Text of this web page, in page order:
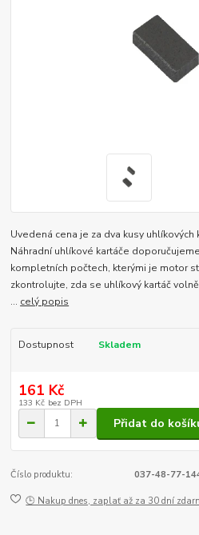
Uvedená cena je za dva kusy uhlíkových
Náhradní uhlíkové kartáče
kompletních počtech, kterými je motor
zkontrolujte, zda se uhlíkový kartáč
... celý popis
Dostupnost Skladem
161 Kč
133 Kč bez DPH
Přidat do
Číslo produktu: 037-48-77-
🕒 Nakup dnes, zaplať až za 30 dní